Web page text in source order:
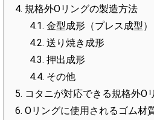
4. 規格外Oリングの製造方法
4.1. 金型成形（プレス成型）
4.2. 送り焼き成形
4.3. 押出成形
4.4. その他
5. コタニが対応できる規格外O
6. Oリングに使用されるゴム材